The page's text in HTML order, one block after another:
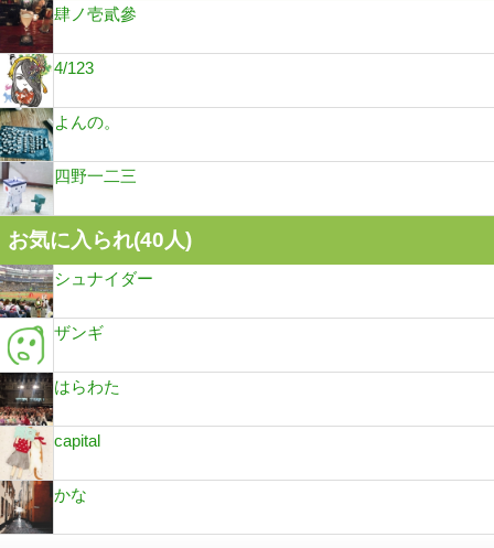
肆ノ壱貳參
4/123
よんの。
四野一二三
お気に入られ(40人)
シュナイダー
ザンギ
はらわた
capital
かな